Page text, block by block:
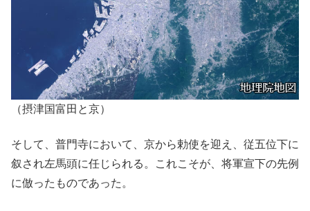
（摂津国富田と京）
そして、普門寺において、京から勅使を迎え、従五位下に
叙され左馬頭に任じられる。これこそが、将軍宣下の先例
に倣ったものであった。